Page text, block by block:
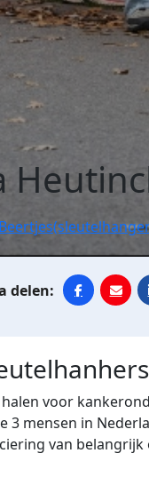
voor
3 mensen in
van